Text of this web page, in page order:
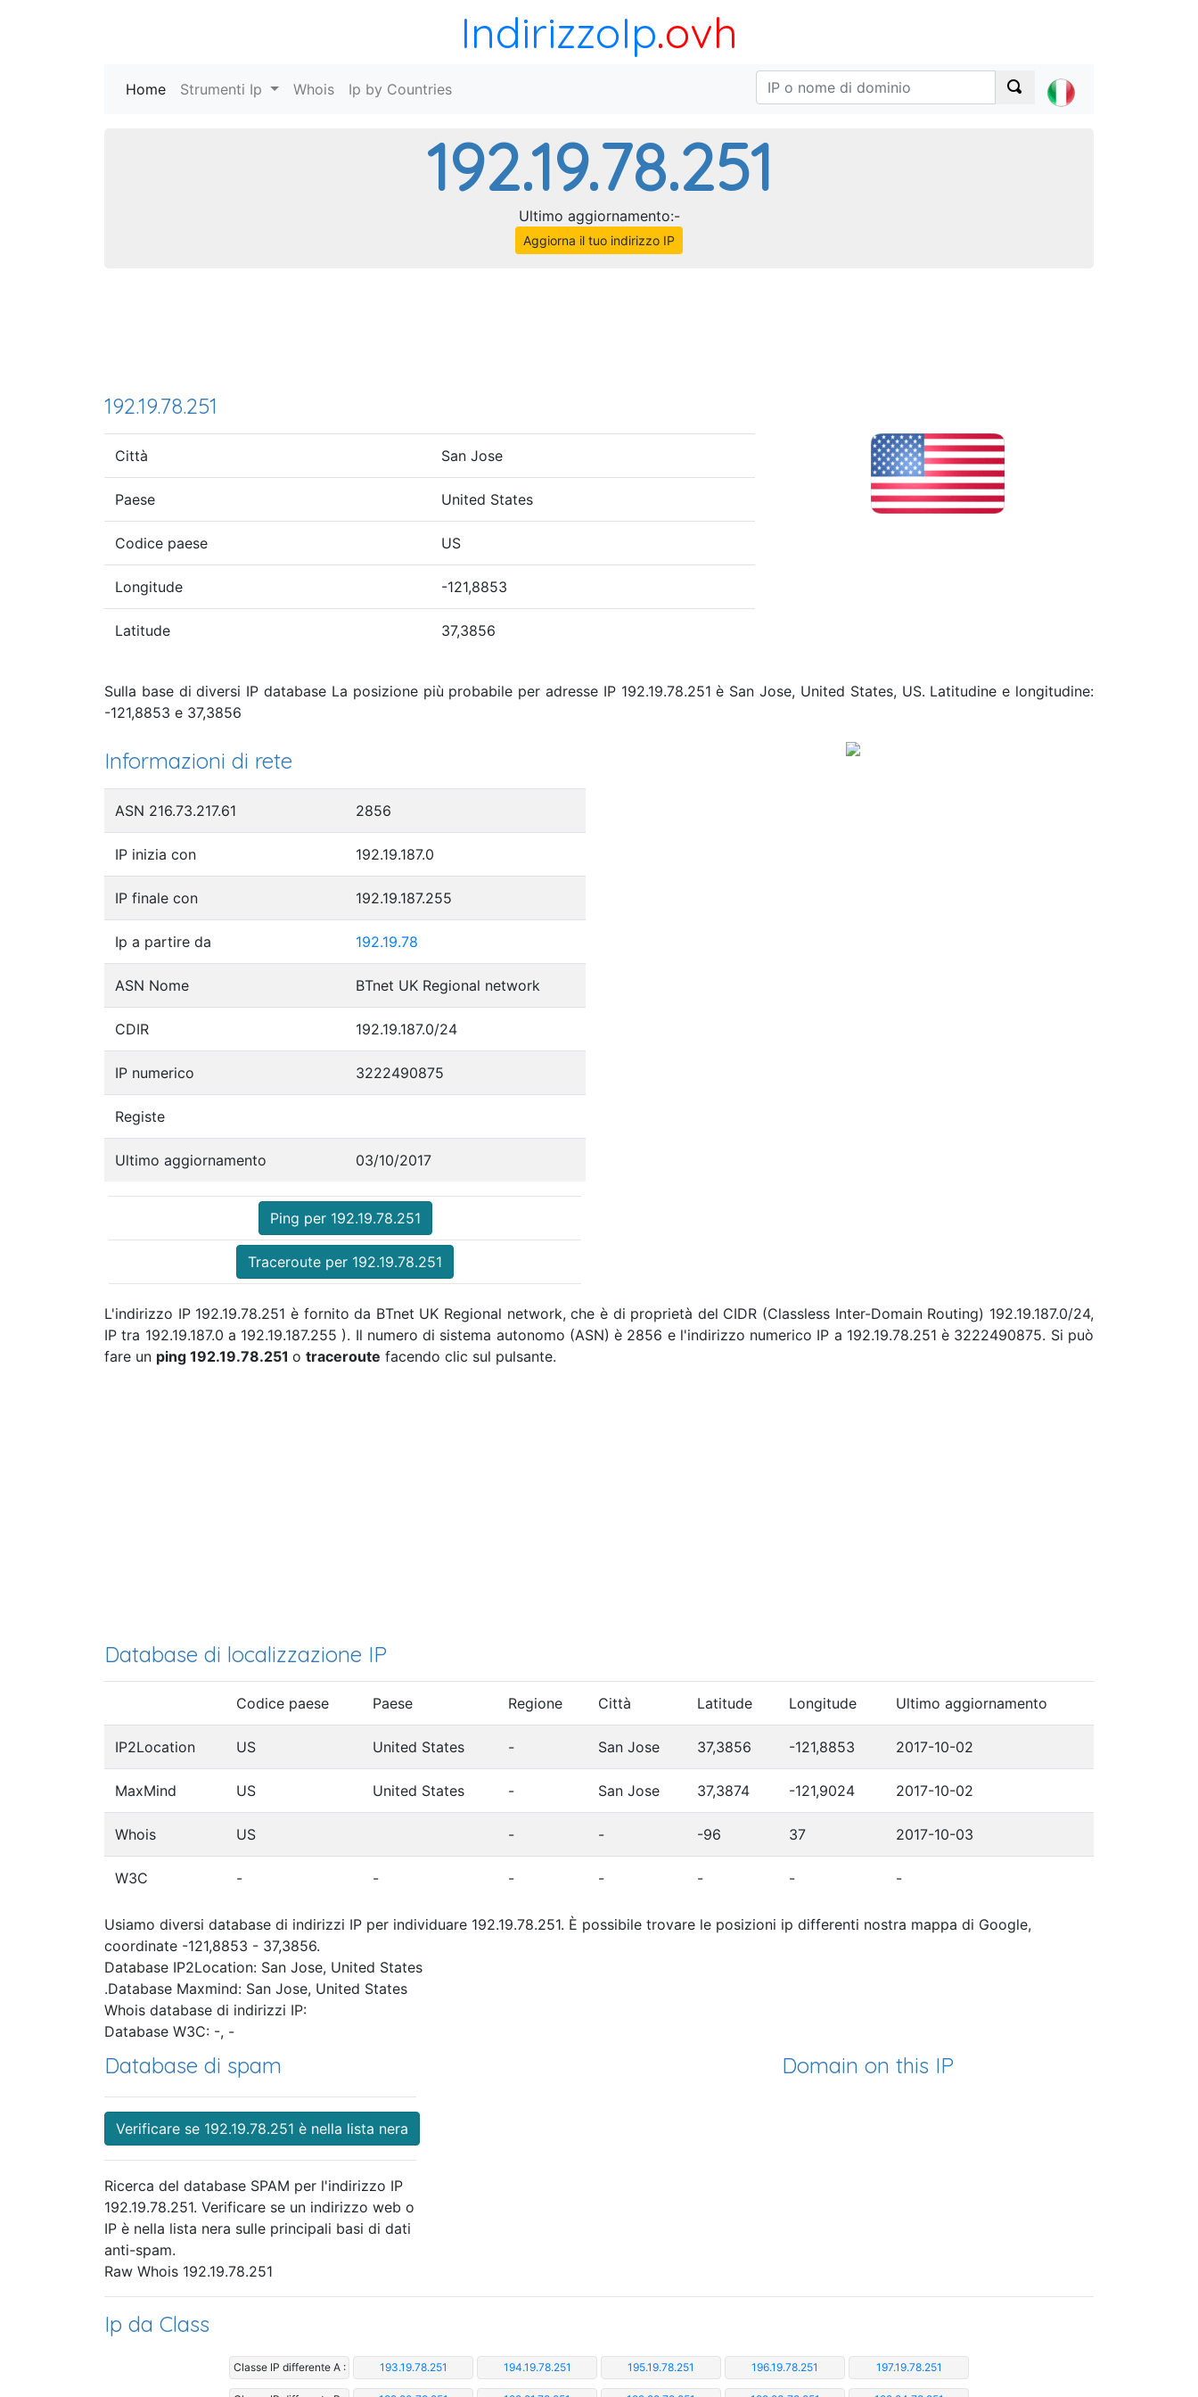
IndirizzoIp.ovh
Home (current)
Strumenti Ip Whois Ip by Countries
192.19.78.251
Ultimo aggiornamento:-
Aggiorna il tuo indirizzo IP
192.19.78.251
Città San Jose
Paese United States
Codice paese US
Longitude -121,8853
Latitude 37,3856
Sulla base di diversi IP database La posizione più probabile per adresse IP 192.19.78.251 è San Jose, United States, US. Latitudine e longitudine:
-121,8853 e 37,3856
Informazioni di rete
ASN 216.73.217.61 2856
IP inizia con 192.19.187.0
IP finale con 192.19.187.255
Ip a partire da 192.19.78
ASN Nome BTnet UK Regional network
CDIR 192.19.187.0/24
IP numerico 3222490875
Registe
Ultimo aggiornamento 03/10/2017
Ping per 192.19.78.251
Traceroute per 192.19.78.251
L'indirizzo IP 192.19.78.251 è fornito da BTnet UK Regional network, che è di proprietà del CIDR (Classless Inter-Domain Routing) 192.19.187.0/24,
IP tra 192.19.187.0 a 192.19.187.255 ). Il numero di sistema autonomo (ASN) è 2856 e l'indirizzo numerico IP a 192.19.78.251 è 3222490875. Si può
fare un ping 192.19.78.251 o traceroute facendo clic sul pulsante.
Database di localizzazione IP
Codice paese Paese Regione Città Latitude Longitude Ultimo aggiornamento
IP2Location US United States - San Jose 37,3856 -121,8853 2017-10-02
MaxMind US United States - San Jose 37,3874 -121,9024 2017-10-02
Whois US - - -96 37 2017-10-03
W3C - - - - - - -
Usiamo diversi database di indirizzi IP per individuare 192.19.78.251. È possibile trovare le posizioni ip differenti nostra mappa di Google,
coordinate -121,8853 - 37,3856.
Database IP2Location: San Jose, United States
.Database Maxmind: San Jose, United States
Whois database di indirizzi IP:
Database W3C: -, -
Database di spam
Verificare se 192.19.78.251 è nella lista nera
Ricerca del database SPAM per l'indirizzo IP
192.19.78.251. Verificare se un indirizzo web o
IP è nella lista nera sulle principali basi di dati
anti-spam.
Domain on this IP
Raw Whois 192.19.78.251
Ip da Class
Classe IP differente A : 193.19.78.251 194.19.78.251 195.19.78.251 196.19.78.251 197.19.78.251